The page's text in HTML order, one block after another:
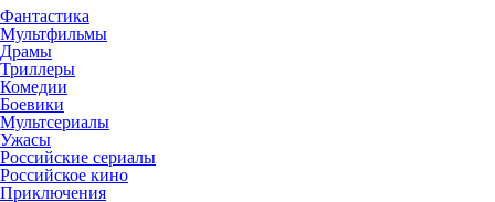
Фантастика
Мультфильмы
Драмы
Триллеры
Комедии
Боевики
Мультсериалы
Ужасы
Российские сериалы
Российское кино
Приключения